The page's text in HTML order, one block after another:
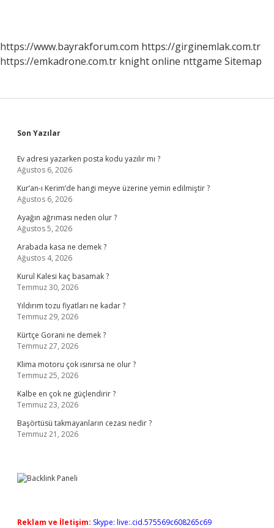
https://www.bayrakforum.com https://girginemlak.com.tr
https://emkadrone.com.tr knight online nttgame Sitemap
Sidebar
Son Yazılar
Ev adresi yazarken posta kodu yazılır mı ?
Ağustos 6, 2026
Kur’an-ı Kerim’de hangi meyve üzerine yemin edilmiştir ?
Ağustos 6, 2026
Ayağın ağrıması neden olur ?
Ağustos 5, 2026
Arabada kasa ne demek ?
Ağustos 4, 2026
Kurul Kalesi kaç basamak ?
Temmuz 30, 2026
Yıldırım tozu fiyatları ne kadar ?
Temmuz 29, 2026
Kürtçe Gorani ne demek ?
Temmuz 27, 2026
Klima motoru çok ısınırsa ne olur ?
Temmuz 25, 2026
Kalbe en çok ne güçlendirir ?
Temmuz 23, 2026
Başörtüsü takmayanların cezası nedir ?
Temmuz 21, 2026
Reklam ve İletişim: Skype: live:.cid.575569c608265c69